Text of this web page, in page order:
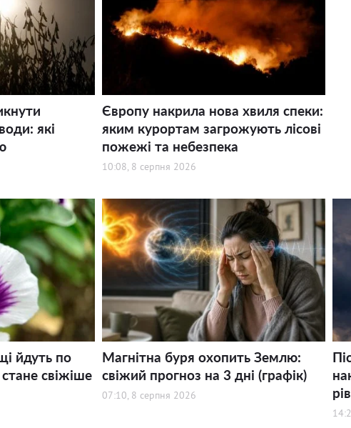
які
Європу накрила нова хвиля спеки:
яким курортам загрожують лісові
пожежі та небезпека
10:08, 8 серпня 2026
йдуть по
свіжіше
Магнітна буря охопить Землю:
свіжий прогноз на 3 дні (графік)
07:10, 8 серпня 2026